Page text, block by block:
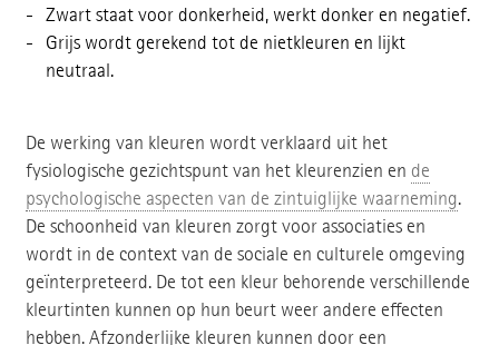
Zwart staat voor donkerheid, werkt donker en negatief.
Grijs wordt gerekend tot de nietkleuren en lijkt
neutraal.
De werking van kleuren wordt verklaard uit het
fysiologische gezichtspunt van het kleurenzien en de
psychologische aspecten van de zintuiglijke waarneming.
De schoonheid van kleuren zorgt voor associaties en
wordt in de context van de sociale en culturele omgeving
geïnterpreteerd. De tot een kleur behorende verschillende
kleurtinten kunnen op hun beurt weer andere effecten
hebben. Afzonderlijke kleuren kunnen door een